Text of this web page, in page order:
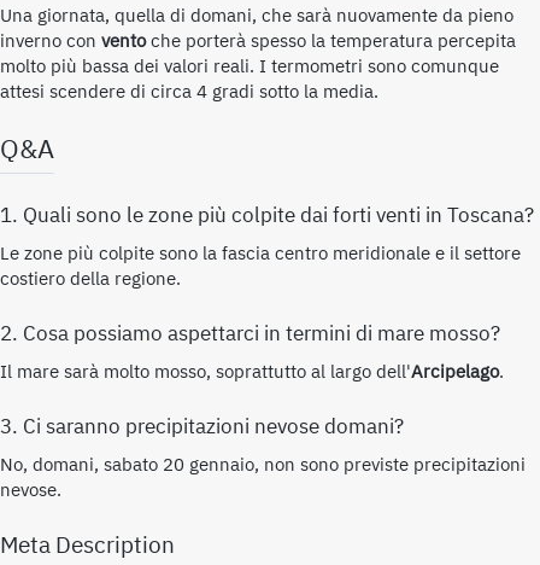
Una giornata, quella di domani, che sarà nuovamente da pieno
inverno con ventoche porterà spesso la temperatura percepita
molto più bassa dei valori reali. I termometri sono comunque
attesi scendere di circa 4 gradi sotto la media.
Q&A
1. Quali sono le zone più colpite dai forti venti in Toscana?
Le zone più colpite sono la fascia centro meridionale e il settore
costiero della regione.
2. Cosa possiamo aspettarci in termini di mare mosso?
Il mare sarà molto mosso, soprattutto al largo dell'Arcipelago.
3. Ci saranno precipitazioni nevose domani?
No, domani, sabato 20 gennaio, non sono previste precipitazioni
nevose.
Meta Description